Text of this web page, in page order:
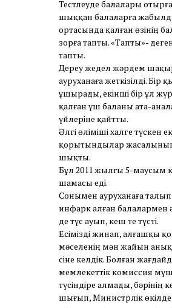
Тестлеуде балалары
шыққан балаларға
ортасында қалған өзінің
зорға тапты. «Тапты»-
тапты.
Дереу жедел жәрдем
ауруханаға жеткізілді. Бір
ұшырады, екінші бір ұл
қалған үш баланы ата-
үйлеріне қайтты.
Әлгі өліміші халге түскен
қорытындылар жасалынып,
шықты.
Бұл 2011 жылғы 5-маусым
шамасы еді.
Сонымен ауруханаға
инфарк алған балалармен
де түс ауып, кеш те түсті.
Есімізді жинап, алғашқы
мәселенің мән жайын
сіне келдік. Болған
мемлекеттік комиссия
түсіндіре алмады, бәрінің
шығып, Министрлік